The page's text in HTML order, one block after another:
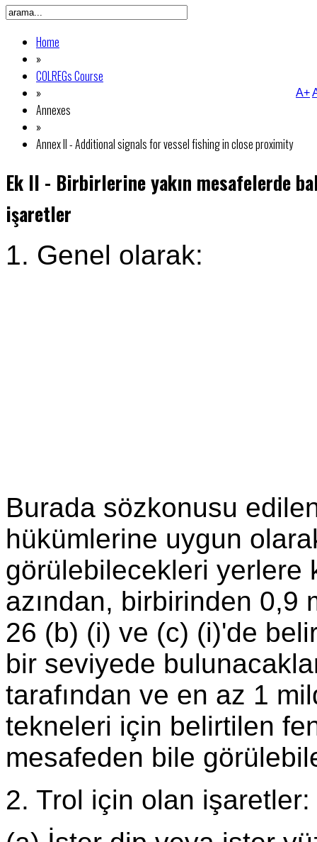
Home
»
COLREGs Course
»
Annexes
»
Annex II - Additional signals for vessel fishing in close proximity
A+
Ek II - Birbirlerine yakın mesafelerde
işaretler
1. Genel olarak:
Burada sözkonusu
hükümlerine uygun
görülebilecekleri yerlere
azından, birbirinden 0,9
26 (b) (i) ve (c) (i)'de
bir seviyede
tarafından ve en az 1
tekneleri için belirtilen
mesafeden bile
2. Trol için olan işaretler: